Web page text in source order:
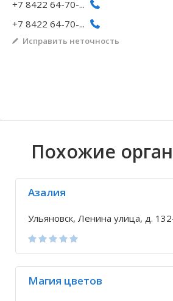
Волгоградская область
Кировоградская область
Восточно-Казахстанская область
Архангельское
+7 8422 64-70-...
+7 8422 64-70-...
Исправить неточность
Похожие
Азалия
Ульяновск, Ленина улица, д.
Магия цветов